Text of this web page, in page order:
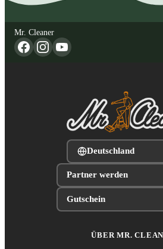
Mr. Cleaner
Deutschland
Partner werden
Gutschein
ÜBER MR.